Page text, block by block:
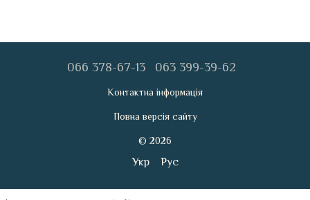
066 378-67-13 063 399-39-62
Контактна інформація
Повна версія сайту
© 2026
Укр Рус